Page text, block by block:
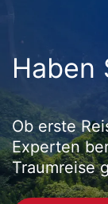
Haben
Ob erste
Experten
Traumreise